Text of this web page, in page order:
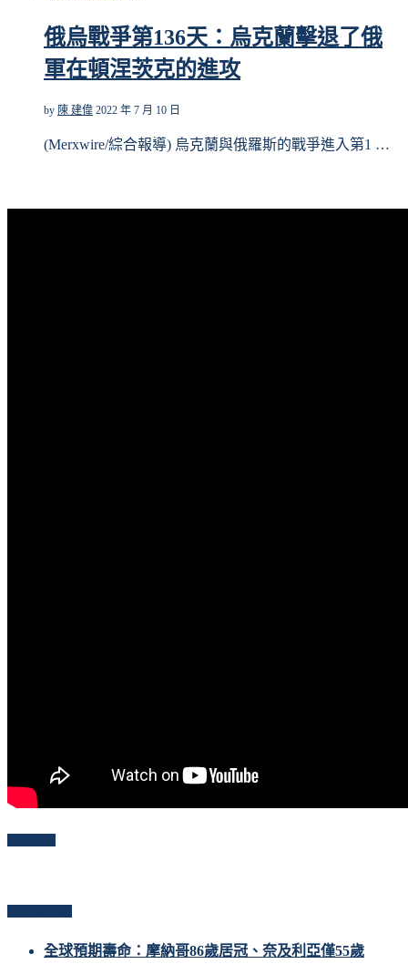
俄烏戰爭第136天：烏克蘭擊退了俄
軍在頓涅茨克的進攻
by 陳 建偉 2022 年 7 月 10 日
(Merxwire/綜合報導) 烏克蘭與俄羅斯的戰爭進入第1 …
全球預期壽命：摩納哥86歲居冠、奈及利亞僅55歲